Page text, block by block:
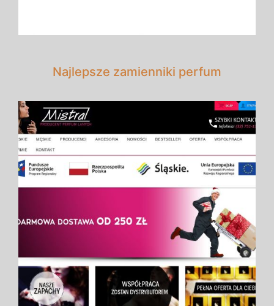
Najlepsze zamienniki perfum